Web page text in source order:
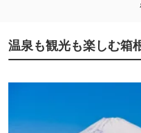
温泉も観光も楽しむ箱